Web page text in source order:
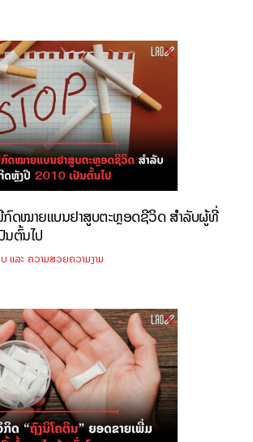
ດໝາຍແບນຢາສູບຕະຫຼອດຊີວິດ ສຳລັບຜູ້ທີ່
ນຕົ້ນໄປ
ແລະ ຄວາມສວຍຄວາມງາມ